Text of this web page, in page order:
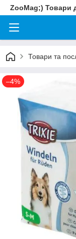
ZooMag;) Товари
Товари та
–4%